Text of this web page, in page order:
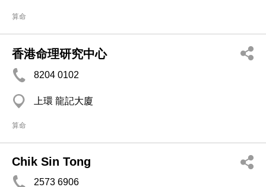
算命
香港命理研究中心
8204 0102
上環 龍記大廈
算命
Chik Sin Tong
2573 6906